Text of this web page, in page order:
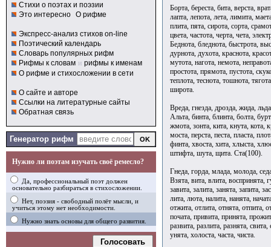
Стихи о поэтах и поэзии
Это интересно О рифме
Экспресс-анализ стихов on-line
Поэтический календарь
Словарь популярных рифм
Рифмы к словам и рифмы к именам
О рифме и стихосложении в сети
О сайте и авторе
Ссылки на литературные сайты
Обратная связь
Генератор рифм
Нужно ли поэтам изучать своё ремесло?
Да, профессиональный поэт должен
основательно разбираться в стихосложении.
Нет, поэзия - свободный полёт мысли, и
учиться этому нет необходимости.
Нужно знать основы для общего развития.
Голосовать
Борта, береста, бита, верста,
лапта, лепота, лета, лимита,
плита, пята, сирота, сорта,
цвета, частота, черта, чета,
Беднота, бледнота, быстрота,
дурнота, духота, краснота,
мутота, нагота, немота,
простота, прямота, пустота,
теплота, теснота, тошнота,
широта.
Вреда, гнезда, дрозда, жида,
Альта, бинта, блинта, болта,
жмота, зонта, кита, кнута, кота,
моста, перста, песта, пласта,
финта, хвоста, хита, хлыста,
штифта, шута, щита. Ста(100).
Гнеда, горда, млада, молода,
Взята, вита, влита, воспринята,
завита, залита, занята, запита,
лита, люта, налита, нанята,
отжита, отлита, отнята, отпита,
почата, привита, принята,
развита, разлита, разнята,
унята, холоста, часта, чиста.